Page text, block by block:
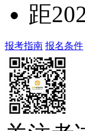
距
报考指南 报名条件